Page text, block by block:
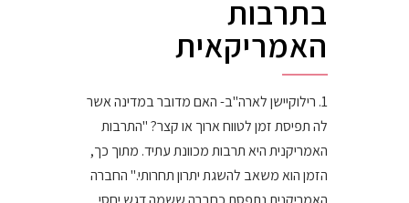
בתרבות
האמריקאית
1. רילוקיישן לארה"ב- האם מדובר במדינה אשר
לה תפיסת זמן לטווח ארוך או קצר? "התרבות
האמריקנית היא תרבות מכוונת עתיד. מתוך כך,
הזמן הוא משאב להשגת יתרון תחרותי." החברה